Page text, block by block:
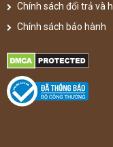
Chính sách đổi trả và
Chính sách bảo hành